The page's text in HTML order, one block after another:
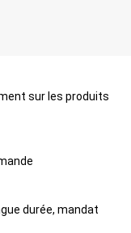
sur les produits
durée, mandat